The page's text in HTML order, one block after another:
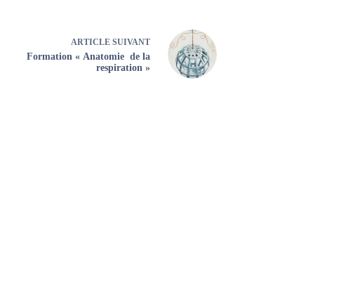
ARTICLESUIVANT
Formation « Anatomie de la
respiration »